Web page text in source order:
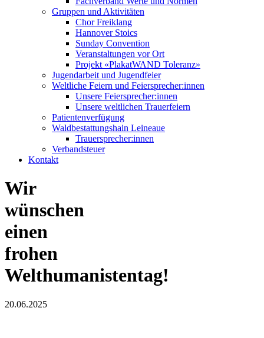
Gruppen und Aktivitäten
Chor Freiklang
Hannover Stoics
Sunday Convention
Veranstaltungen vor Ort
Projekt «PlakatWAND Toleranz»
Jugendarbeit und Jugendfeier
Weltliche Feiern und Feiersprecher:innen
Unsere Feiersprecher:innen
Unsere weltlichen Trauerfeiern
Patientenverfügung
Waldbestattungshain Leineaue
Trauersprecher:innen
Verbandsteuer
Kontakt
Wir
wünschen
einen
frohen
Welthumanistentag!
20.06.2025